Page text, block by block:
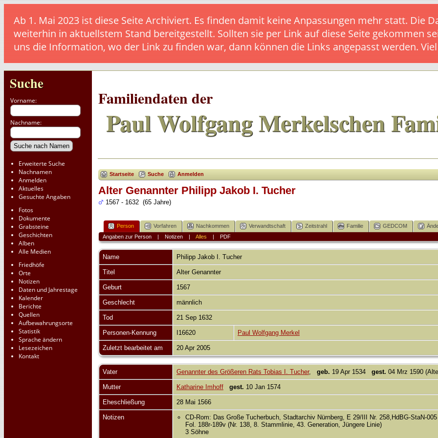
Ab 1. Mai 2023 ist diese Seite Archiviert. Es finden damit keine Anpassungen mehr statt. Die
weiterhin in aktuellstem Stand bereitgestellt. Sollten sie per Link auf diese Seite gekommen
uns die Information, wo der Link zu finden war, dann können die Links angepasst werden.
Suche
Vorname:
Nachname:
Erweiterte Suche
Nachnamen
Anmelden
Aktuelles
Gesuchte Angaben
Fotos
Dokumente
Grabsteine
Geschichten
Alben
Alle Medien
Friedhöfe
Orte
Notizen
Daten und Jahrestage
Kalender
Berichte
Quellen
Aufbewahrungsorte
Statistik
Sprache ändern
Lesezeichen
Kontakt
Familiendaten der
Paul Wolfgang Merkelschen
Startseite Suche Anmelden
Alter Genannter Philipp Jakob I. Tucher
1567 - 1632 (65 Jahre)
Person Vorfahren Nachkommen Verwandtschaft Zeitstrahl Familie GEDCOM
Angaben zur Person| Notizen| Alles | PDF
Name Philipp Jakob I. Tucher
Titel Alter Genannter
Geburt 1567
Geschlecht männlich
Tod 21 Sep 1632
Personen-Kennung I16620 Paul Wolfgang Merkel
Zuletzt bearbeitet am 20 Apr 2005
Vater Genannter des Größeren Rats Tobias I. Tucher, geb. 19 Apr 1534 gest. 04 Mrz 1590
Mutter Katharine Imhoff gest. 10 Jan 1574
Eheschließung 28 Mai 1566
Notizen
CD-Rom: Das Große Tucherbuch, Stadtarchiv Nürnberg, E 29/III Nr. 258,HdBG-StaN-005
Fol. 188r-189v (Nr. 138, 8. Stammlinie, 43. Generation, Jüngere Linie)
3 Söhne